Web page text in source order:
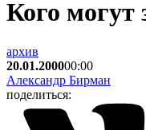
Кого могут
архив
20.01.200000:00
Александр Бирман
поделиться: